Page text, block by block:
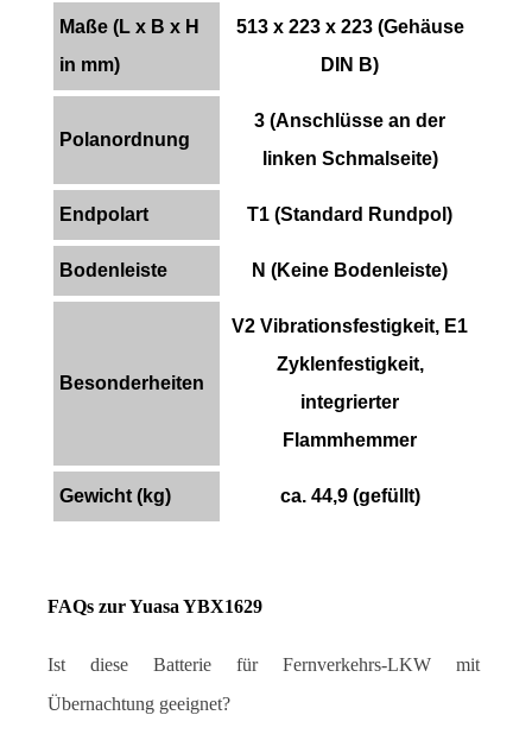
Maße (L x B x H
in mm)
513 x 223 x 223 (Gehäuse
DIN B)
Polanordnung
3 (Anschlüsse an der
linken Schmalseite)
Endpolart T1 (Standard Rundpol)
Bodenleiste N (Keine Bodenleiste)
Besonderheiten
V2 Vibrationsfestigkeit, E1
Zyklenfestigkeit,
integrierter
Flammhemmer
Gewicht (kg) ca. 44,9 (gefüllt)
FAQs zur Yuasa YBX1629
Ist diese Batterie für Fernverkehrs-LKW mit
Übernachtung geeignet?